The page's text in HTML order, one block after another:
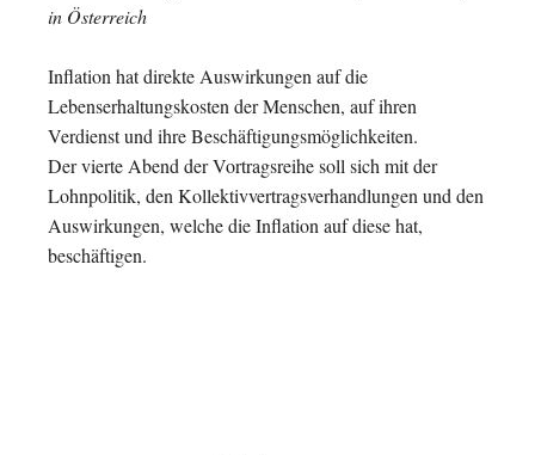
in Österreich
Inflation hat direkte Auswirkungen auf die
Lebenserhaltungskosten der Menschen, auf ihren
Verdienst und ihre Beschäftigungsmöglichkeiten.
Der vierte Abend der Vortragsreihe soll sich mit der
Lohnpolitik, den Kollektivvertragsverhandlungen und den
Auswirkungen, welche die Inflation auf diese hat,
beschäftigen.